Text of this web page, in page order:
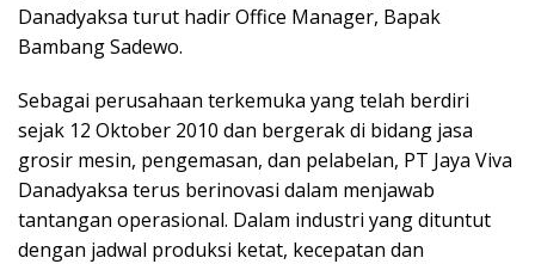
Danadyaksa turut hadir Office Manager, Bapak
Bambang Sadewo.
Sebagai perusahaan terkemuka yang telah berdiri
sejak 12 Oktober 2010 dan bergerak di bidang jasa
grosir mesin, pengemasan, dan pelabelan, PT Jaya Viva
Danadyaksa terus berinovasi dalam menjawab
tantangan operasional. Dalam industri yang dituntut
dengan jadwal produksi ketat, kecepatan dan